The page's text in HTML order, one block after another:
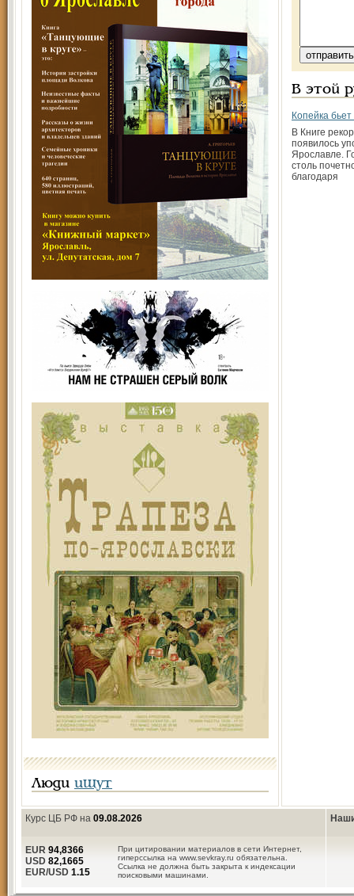
Люди ищут
В этой
Копейка
В Книге
появилось
Ярославле.
столь
благодаря
Курс ЦБ РФ на 09.08.2026
При цитировании материалов в сети Интернет,
гиперссылка на www.sevkray.ru обязательна.
Ссылка не должна быть закрыта к индексации
поисковыми машинами.
EUR 94,8366
USD 82,1665
EUR/USD 1.15